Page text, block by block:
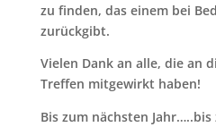
zu finden, das einem bei
zurückgibt.
Vielen Dank an alle, die an
Treffen mitgewirkt haben!
Bis zum nächsten Jahr…..bis